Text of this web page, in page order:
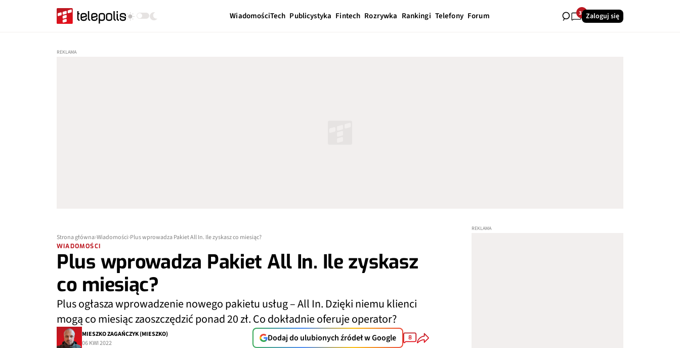
WiadomościTech Publicystyka Fintech Rozrywka Rankingi Telefony Forum 33Zaloguj się
Strona główna Wiadomości Plus wprowadza Pakiet All In. Ile zyskasz co miesiąc?
WIADOMOŚCI
Plus wprowadza Pakiet All In. Ile zyskasz
co miesiąc?
Plus ogłasza wprowadzenie nowego pakietu usług – All In. Dzięki niemu klienci
mogą co miesiąc zaoszczędzić ponad 20 zł. Co dokładnie oferuje operator?
MIESZKO ZAGAŃCZYK (MIESZKO)
06 KWI 2022
Dodaj do ulubionych źródeł w Google 8